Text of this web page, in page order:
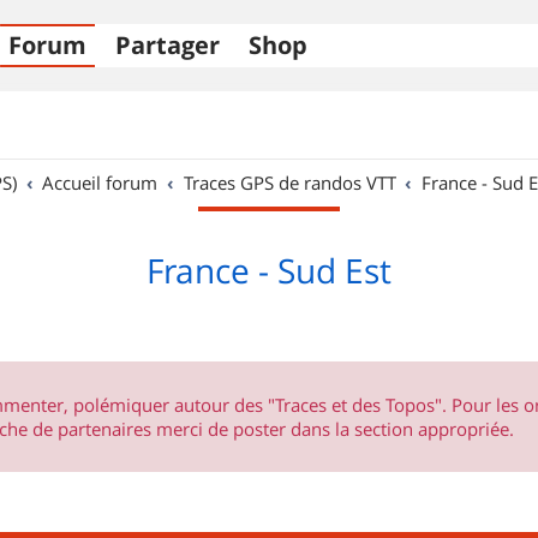
Forum Partager Shop
Accueil forum Traces GPS de randos VTT France - Sud
France - Sud Est
polémiquer autour des "Traces et des Topos". Pour les
de partenaires merci de poster dans la section appropriée.